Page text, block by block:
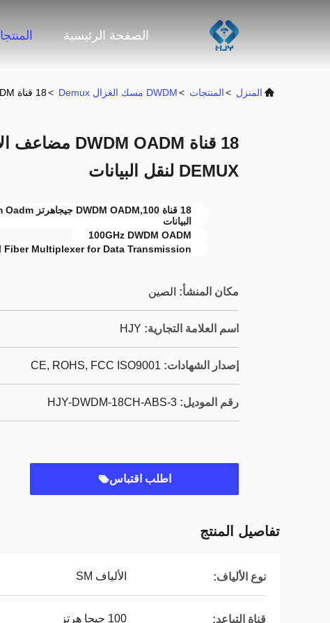
الصفحة الرئيسية
المنزل >المنتجات >DWDM مسك الغزال Demux >18 قناة DWDM OADM مضاعف الألياف الضوئية MUX DEMUX لنقل البيانات
DEMUX لنقل البيانات
البيانات
100GHz DWDM OADM
Fiber Multiplexer for Data Transmission
مكان المنشأ: الصين
اسم العلامة التجارية: HJY
إصدار الشهادات: CE, ROHS, FCC ISO9001
رقم الموديل: HJY-DWDM-18CH-ABS-3
اطلب اقتباس
تفاصيل المنتج
نوع الألياف: الألياف SM
قناة التباعد: 100 جيجا هرتز